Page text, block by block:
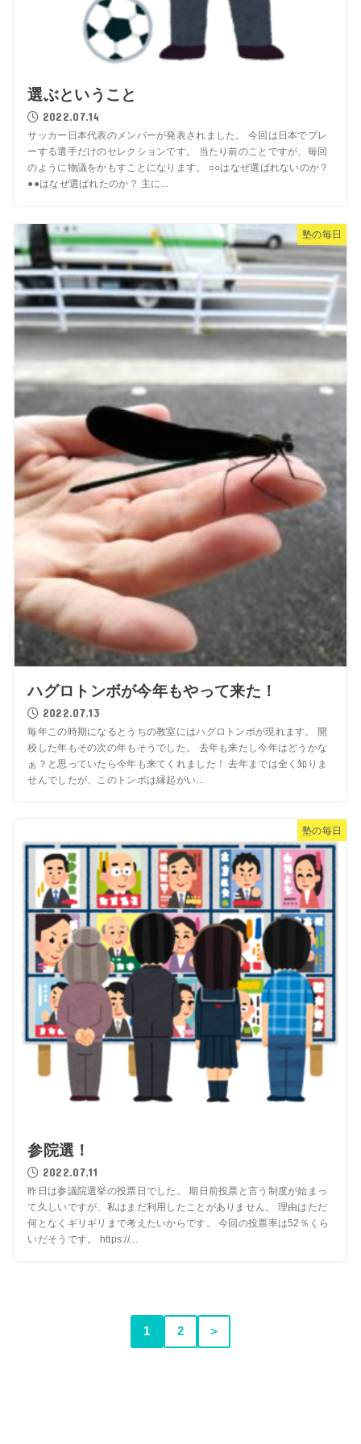
選ぶということ
2022.07.14
サッカー日本代表のメンバーが発表されました。 今回は日本でプレ
ーする選手だけのセレクションです。 当たり前のことですが、毎回
のように物議をかもすことになります。 ○○はなぜ選ばれないのか？
●●はなぜ選ばれたのか？ 主に...
塾の毎日
ハグロトンボが今年もやって来た！
2022.07.13
毎年この時期になるとうちの教室にはハグロトンボが現れます。 開
校した年もその次の年もそうでした。 去年も来たし今年はどうかな
ぁ？と思っていたら今年も来てくれました！ 去年までは全く知りま
せんでしたが、このトンボは縁起がい...
塾の毎日
参院選！
2022.07.11
昨日は参議院選挙の投票日でした。 期日前投票と言う制度が始まっ
て久しいですが、私はまだ利用したことがありません。 理由はただ
何となくギリギリまで考えたいからです。 今回の投票率は52％くら
いだそうです。 https://...
1 2 ＞